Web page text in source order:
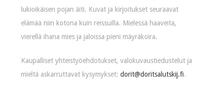
lukioikäisen pojan äiti. Kuvat ja kirjoitukset seuraavat
elämää niin kotona kuin reissuilla. Mielessä haaveita,
vierellä ihana mies ja jaloissa pieni mäyräkoira.
Kaupalliset yhteistyöehdotukset, valokuvaustiedustelut ja
mieltä askarruttavat kysymykset:dorit@doritsalutskij.fi.